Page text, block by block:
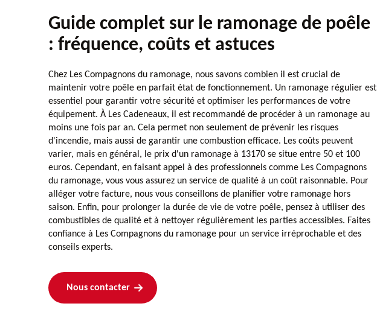
Guide complet sur le ramonage de poêle
: fréquence, coûts et astuces
Chez Les Compagnons du ramonage, nous savons combien il est crucial de
maintenir votre poêle en parfait état de fonctionnement. Un ramonage régulier est
essentiel pour garantir votre sécurité et optimiser les performances de votre
équipement. À Les Cadeneaux, il est recommandé de procéder à un ramonage au
moins une fois par an. Cela permet non seulement de prévenir les risques
d'incendie, mais aussi de garantir une combustion efficace. Les coûts peuvent
varier, mais en général, le prix d'un ramonage à 13170 se situe entre 50 et 100
euros. Cependant, en faisant appel à des professionnels comme Les Compagnons
du ramonage, vous vous assurez un service de qualité à un coût raisonnable. Pour
alléger votre facture, nous vous conseillons de planifier votre ramonage hors
saison. Enfin, pour prolonger la durée de vie de votre poêle, pensez à utiliser des
combustibles de qualité et à nettoyer régulièrement les parties accessibles. Faites
confiance à Les Compagnons du ramonage pour un service irréprochable et des
conseils experts.
Nous contacter